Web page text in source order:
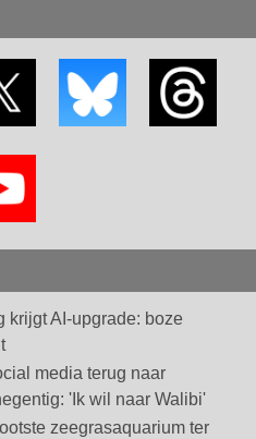
krijgt AI-upgrade: boze
media terug naar
'Ik wil naar Walibi'
zeegrasaquarium ter